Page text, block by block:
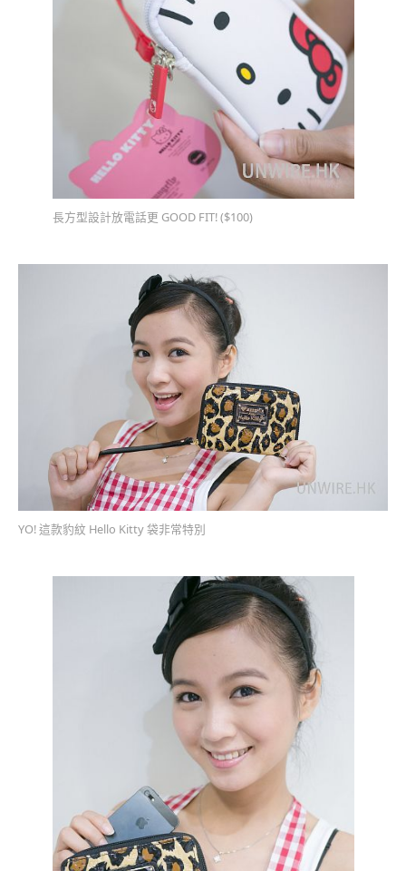
長方型設計放電話更 GOOD FIT! ($100)
YO! 這款豹紋 Hello Kitty 袋非常特別